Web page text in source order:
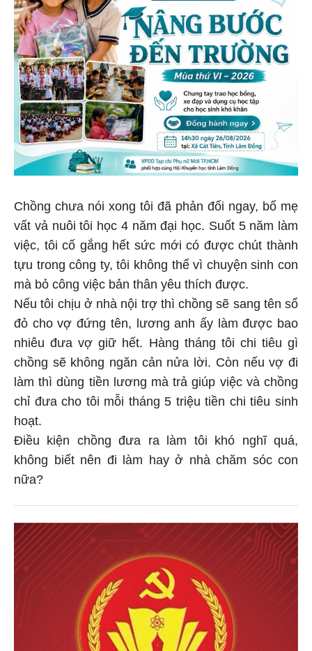
Chồng chưa nói xong tôi đã phản đối ngay, bố mẹ
vất vả nuôi tôi học 4 năm đại học. Suốt 5 năm làm
việc, tôi cố gắng hết sức mới có được chút thành
tựu trong công ty, tôi không thể vì chuyện sinh con
mà bỏ công việc bản thân yêu thích được.
Nếu tôi chịu ở nhà nội trợ thì chồng sẽ sang tên sổ
đỏ cho vợ đứng tên, lương anh ấy làm được bao
nhiêu đưa vợ giữ hết. Hàng tháng tôi chi tiêu gì
chồng sẽ không ngăn cản nửa lời. Còn nếu vợ đi
làm thì dùng tiền lương mà trả giúp việc và chồng
chỉ đưa cho tôi mỗi tháng 5 triệu tiền chi tiêu sinh
hoạt.
Điều kiện chồng đưa ra làm tôi khó nghĩ quá,
không biết nên đi làm hay ở nhà chăm sóc con
nữa?